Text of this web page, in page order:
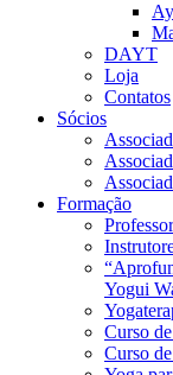
DAYT
Loja
Contatos
Sócios
Formação
Yogui
Curso
Curso